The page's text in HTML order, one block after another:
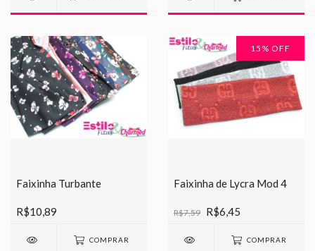
Faixinha Turbante
R$10,89
COMPRAR
15 % OFF
Faixinha de Lycra Mod 4
R$7,59 R$6,45
COMPRAR